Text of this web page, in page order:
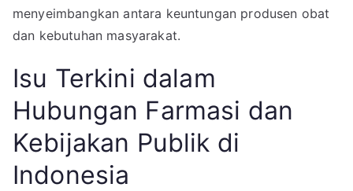
menyeimbangkan antara keuntungan produsen obat
dan kebutuhan masyarakat.
Isu Terkini dalam
Hubungan Farmasi dan
Kebijakan Publik di
Indonesia